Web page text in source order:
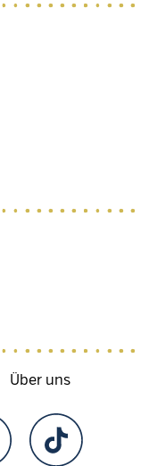
Über uns